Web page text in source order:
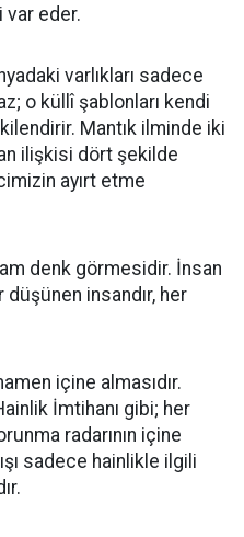
var eder.
varlıkları sadece
o küllî şablonları kendi
Mantık ilminde iki
ilişkisi dört şekilde
ayırt etme
denk görmesidir. İnsan
insandır, her
içine almasıdır.
İmtihanı gibi; her
radarının içine
sadece hainlikle ilgili